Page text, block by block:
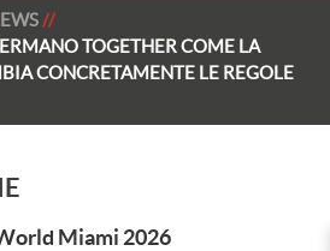
TOGETHER COME LA
CONCRETAMENTE LE REGOLE
Miami 2026